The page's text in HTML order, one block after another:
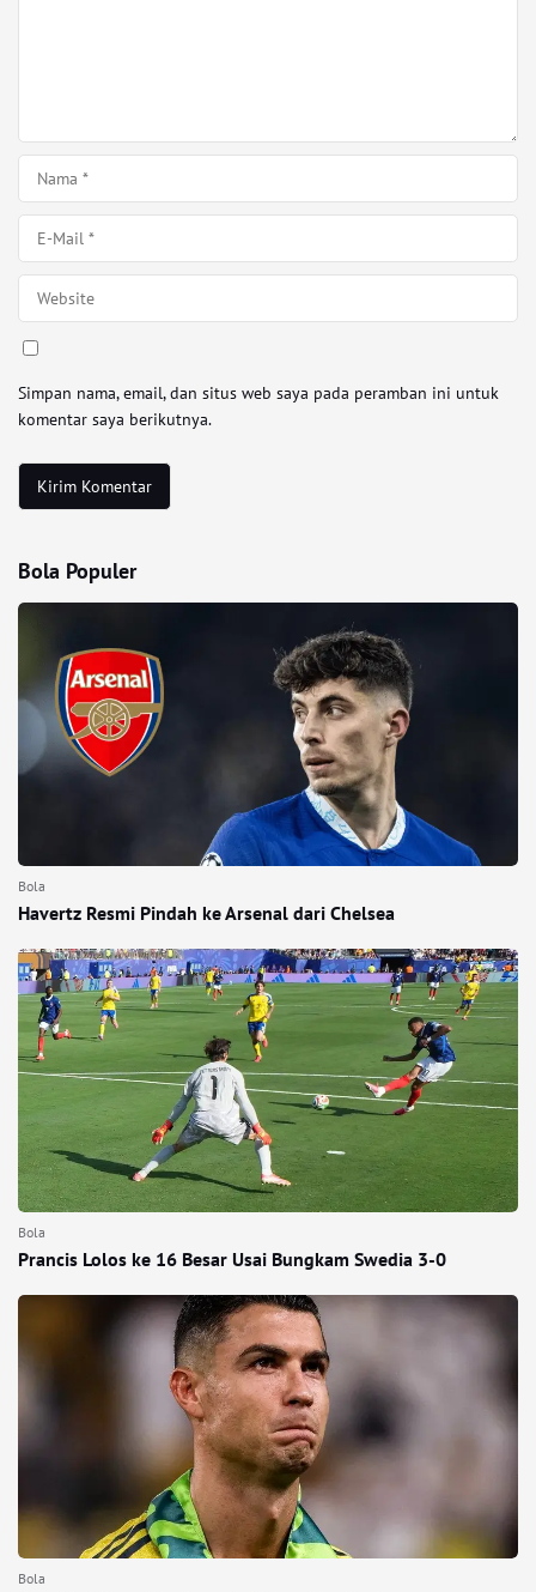
Simpan nama, email, dan situs web saya pada peramban ini untuk
komentar saya berikutnya.
Bola Populer
Bola
Havertz Resmi Pindah ke Arsenal dari Chelsea
Bola
Prancis Lolos ke 16 Besar Usai Bungkam Swedia 3-0
Bola